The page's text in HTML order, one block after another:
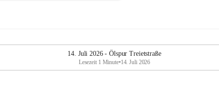
14. Juli 2026 - Ölspur Treietstraße
Lesezeit 1 Minute•14. Juli 2026